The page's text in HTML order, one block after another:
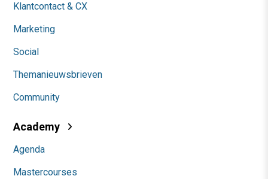
Klantcontact & CX
Marketing
Social
Themanieuwsbrieven
Community
Academy
Agenda
Mastercourses